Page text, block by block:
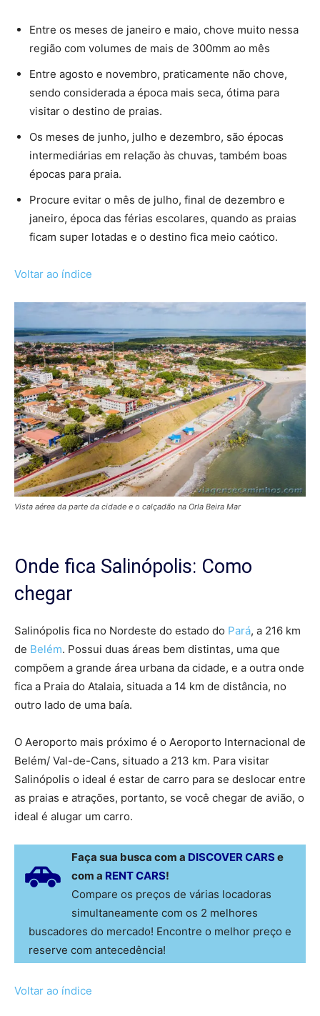
Entre os meses de janeiro e maio, chove muito nessa
região com volumes de mais de 300mm ao mês
Entre agosto e novembro, praticamente não chove,
sendo considerada a época mais seca, ótima para
visitar o destino de praias.
Os meses de junho, julho e dezembro, são épocas
intermediárias em relação às chuvas, também boas
épocas para praia.
Procure evitar o mês de julho, final de dezembro e
janeiro, época das férias escolares, quando as praias
ficam super lotadas e o destino fica meio caótico.
Voltar ao índice
Vista aérea da parte da cidade e o calçadão na Orla Beira Mar
Onde fica Salinópolis: Como
chegar
Salinópolis fica no Nordeste do estado do Pará, a 216 km
de Belém. Possui duas áreas bem distintas, uma que
compõem a grande área urbana da cidade, e a outra onde
fica a Praia do Atalaia, situada a 14 km de distância, no
outro lado de uma baía.
O Aeroporto mais próximo é o Aeroporto Internacional de
Belém/ Val-de-Cans, situado a 213 km. Para visitar
Salinópolis o ideal é estar de carro para se deslocar entre
as praias e atrações, portanto, se você chegar de avião, o
ideal é alugar um carro.
Faça sua busca com a DISCOVER CARSe
com a RENT CARS!
Compare os preços de várias locadoras
simultaneamente com os 2 melhores
buscadores do mercado! Encontre o melhor preço e
reserve com antecedência!
Voltar ao índice